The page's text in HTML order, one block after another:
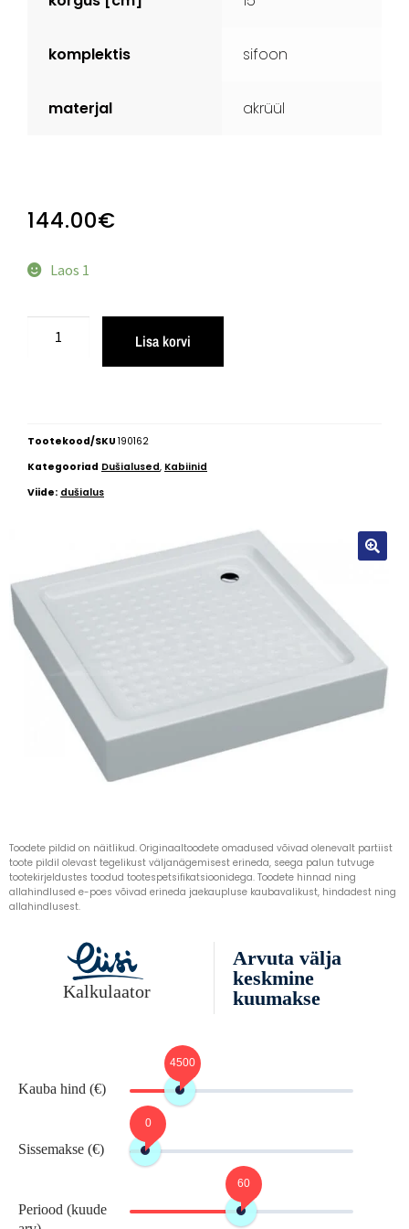
Toodete pildid on näitlikud. Originaaltoodete omadused võivad olenevalt partiist
toote pildil olevast tegelikust väljanägemisest erineda, seega palun tutvuge
tootekirjeldustes toodud tootespetsifikatsioonidega. Toodete hinnad ning
allahindlused e-poes võivad erineda jaekaupluse kaubavalikust, hindadest ning
allahindlusest.
komplektis sifoon
materjal akrüül
144.00€
Laos 1
Lisa korvi
Tootekood/SKU 190162
Kategooriad Dušialused, Kabiinid
Viide: dušialus